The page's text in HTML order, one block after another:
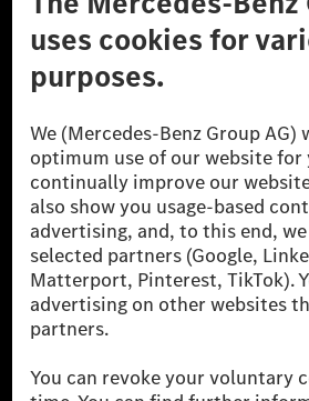
A Mercedes-Benz Csoport
A Mercedes-Benz Group AG
Mercedes-Benz AG-val együtt a
luxusautók, valamint
globális szállítói vagyunk. A
AG finanszírozást, lízinget, autó
autókölcsönzést, flottakezelést,
szolgáltatásokat a töltéshez és
biztosításközvetítést, valamint
szolgáltatásokat kínál.